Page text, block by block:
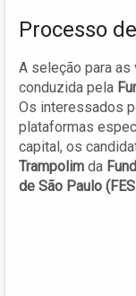
Processo
A seleção para
conduzida pela
Os interessados
plataformas
capital, os
Trampolim da
de São Paulo